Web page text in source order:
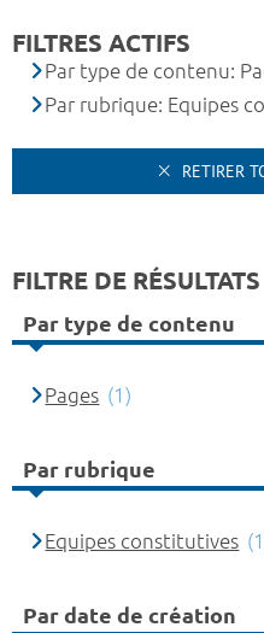
FILTRES ACTIFS
Par type de contenu:
Par rubrique: Equipes
RETIRER
FILTRE DE RÉSULTATS
Par type de contenu
Pages (1)
Par rubrique
Equipes constitutives
Par date de création